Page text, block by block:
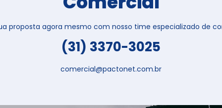
proposta agora mesmo com nosso time especializado de
(31) 3370-3025
comercial@pactonet.com.br